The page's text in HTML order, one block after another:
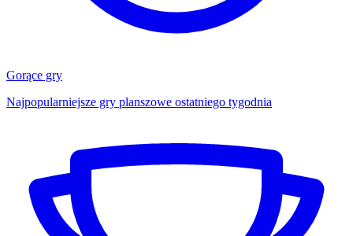
Gorące gry
Najpopularniejsze gry planszowe ostatniego tygodnia